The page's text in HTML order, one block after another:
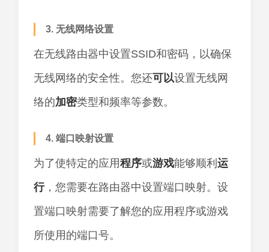
3. 无线网络设置
在无线路由器中设置SSID和密码，以确保
无线网络的安全性。您还可以设置无线网
络的加密类型和频率等参数。
4. 端口映射设置
为了使特定的应用程序或游戏能够顺利 运
行，您需要在路由器中设置端口映射。设
置端口映射需要了解您的应用程序或游戏
所使用的端口号。